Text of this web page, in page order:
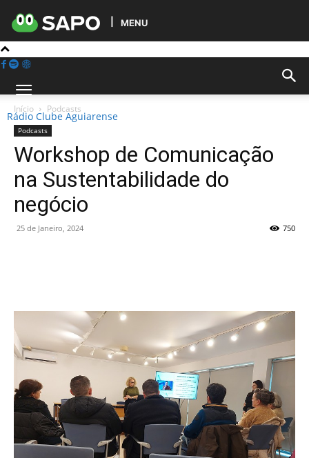
MENU
Rádio Clube Aguiarense
Início Podcasts
Podcasts
Workshop de Comunicação
na Sustentabilidade do
negócio
25 de Janeiro, 2024 750